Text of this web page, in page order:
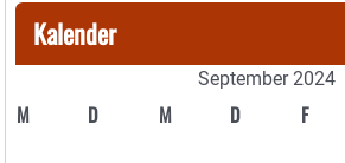
Kalender
September 2024
M D M D F